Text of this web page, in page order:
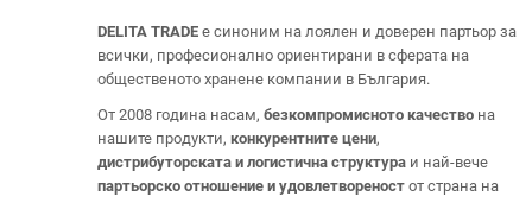
DELITA TRADE е синоним на лоялен и доверен партьор за
всички, професионално ориентирани в сферата на
общественото хранене компании в България.
От 2008 година насам, безкомпромисното качество на
нашите продукти, конкурентните цени,
дистрибуторската и логистична структура и най-вече
партьорско отношение и удовлетвореност от страна на